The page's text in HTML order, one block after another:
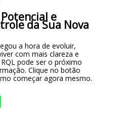
e
da Sua Nova
a hora de evoluir,
com mais clareza e
pode ser o próximo
Clique no botão
começar agora mesmo.